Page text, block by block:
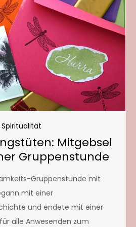
Spiritualität
Mitgebsel
Gruppenstunde
Gruppenstunde mit
mit einer
und endete mit einer
alle Anwesenden zum